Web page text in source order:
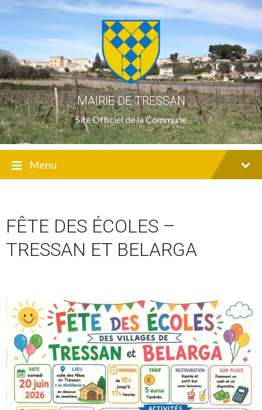
Skip
to
Skip
to
navigation
Skip
to
MAIRIE DE TRESSAN
Site Officiel de la Commune
Menu
FÊTE DES ÉCOLES –
TRESSAN ET BELARGA